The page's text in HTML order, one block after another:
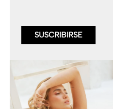
SUSCRIBIRSE